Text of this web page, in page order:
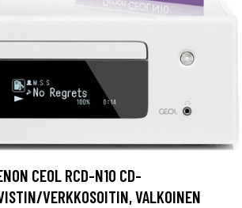
CEOL RCD-N10 CD-
VERKKOSOITIN, VALKOINEN